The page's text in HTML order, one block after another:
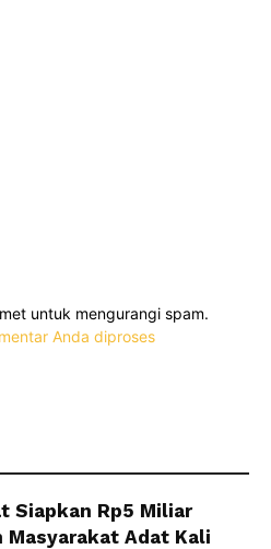
untuk mengurangi spam.
Anda diproses
Siapkan Rp5 Miliar
Adat Kali